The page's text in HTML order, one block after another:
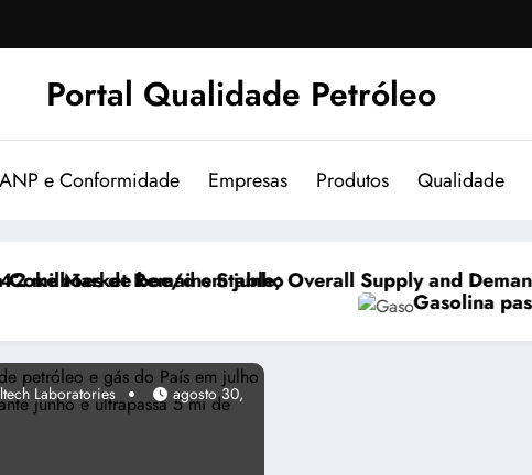
Portal Qualidade Petróleo
e Conformidade Empresas Produtos Qualidade
Overall Supply and Demand Balanced
Gasolina passa a ter 32% de etanol a
Laboratories
agosto 30,